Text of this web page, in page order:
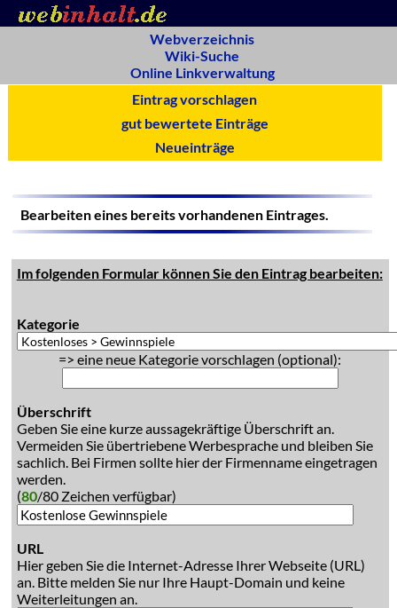
Webverzeichnis
Wiki-Suche
Online Linkverwaltung
Eintrag vorschlagen
gut bewertete Einträge
Neueinträge
Bearbeiten eines bereits vorhandenen Eintrages.
Im folgenden Formular können Sie den Eintrag bearbeiten:
Kategorie
=> eine neue Kategorie vorschlagen (optional):
Überschrift
Geben Sie eine kurze aussagekräftige Überschrift an.
Vermeiden Sie übertriebene Werbesprache und bleiben Sie
sachlich. Bei Firmen sollte hier der Firmenname eingetragen
werden.
(80/80 Zeichen verfügbar)
URL
Hier geben Sie die Internet-Adresse Ihrer Webseite (URL)
an. Bitte melden Sie nur Ihre Haupt-Domain und keine
Weiterleitungen an.